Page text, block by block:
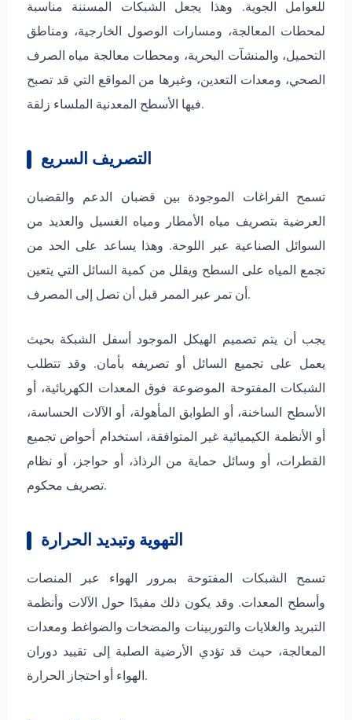
للعوامل الجوية. وهذا يجعل الشبكات المسننة مناسبة
لمحطات المعالجة، ومسارات الوصول الخارجية، ومناطق
التحميل، والمنشآت البحرية، ومحطات معالجة مياه الصرف
الصحي، ومعدات التعدين، وغيرها من المواقع التي قد تصبح
فيها الأسطح المعدنية الملساء زلقة.
التصريف السريع
تسمح الفراغات الموجودة بين قضبان الدعم والقضبان
العرضية بتصريف مياه الأمطار ومياه الغسيل والعديد من
السوائل الصناعية عبر اللوحة. وهذا يساعد على الحد من
تجمع المياه على السطح ويقلل من كمية السائل التي يتعين
أن تمر عبر الممر قبل أن تصل إلى المصرف.
يجب أن يتم تصميم الهيكل الموجود أسفل الشبكة بحيث
يعمل على تجميع السائل أو تصريفه بأمان. وقد تتطلب
الشبكات المفتوحة الموضوعة فوق المعدات الكهربائية، أو
الأسطح الساخنة، أو الطوابق المأهولة، أو الآلات الحساسة،
أو الأنظمة الكيميائية غير المتوافقة، استخدام أحواض تجميع
القطرات، أو وسائل حماية من الرذاذ، أو حواجز، أو نظام
تصريف محكوم.
التهوية وتبديد الحرارة
تسمح الشبكات المفتوحة بمرور الهواء عبر المنصات
وأسطح المعدات. وقد يكون ذلك مفيدًا حول الآلات وأنظمة
التبريد والغلايات والتوربينات والمضخات والضواغط ومعدات
المعالجة، حيث قد تؤدي الأرضية الصلبة إلى تقييد دوران
الهواء أو احتجاز الحرارة.